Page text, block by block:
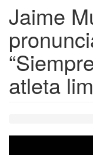
Jaime
atleta